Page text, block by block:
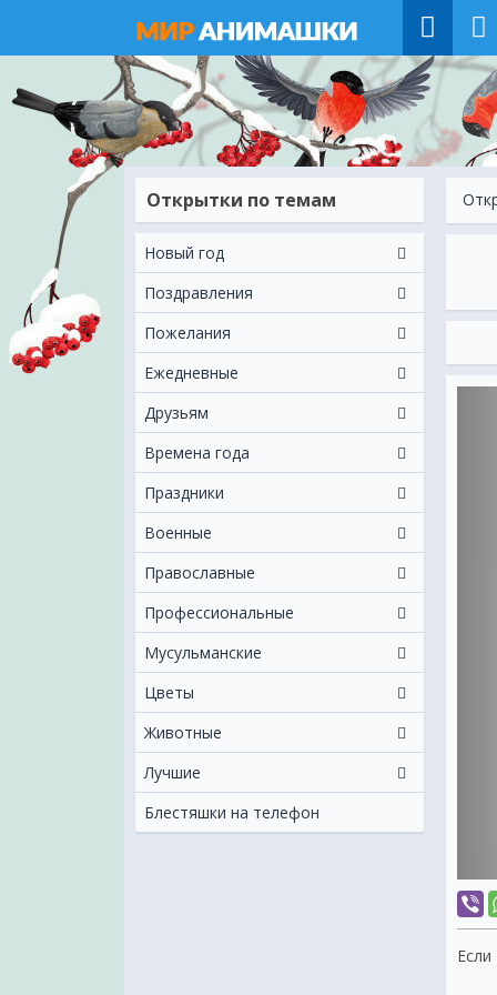
Открытки по темам
Новый год
Поздравления
Пожелания
Ежeдневные
Друзьям
Времена года
Праздники
Военные
Православные
Профессиональные
Мусульманские
Цветы
Животные
Лучшие
Блестяшки на телефон